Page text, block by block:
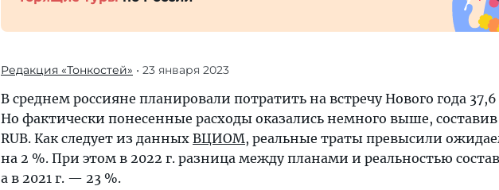
Редакция «Тонкостей» • 23 января 2023
В среднем россияне планировали потратить на встречу Нового года 37,6
Но фактически понесенные расходы оказались немного выше, составив
RUB. Как следует из данных ВЦИОМ, реальные траты превысили
на 2 %. При этом в 2022 г. разница между планами и реальностью
а в 2021 г. — 23 %.